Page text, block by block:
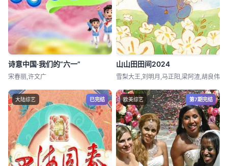
诗意中国·我们的“六一”
宋春丽,许文广
山山田田间2024
雪梨大王,刘明月,马正阳,梁阿渣,胡良伟
大陆综艺 已完结 欧美综艺 第7期完结